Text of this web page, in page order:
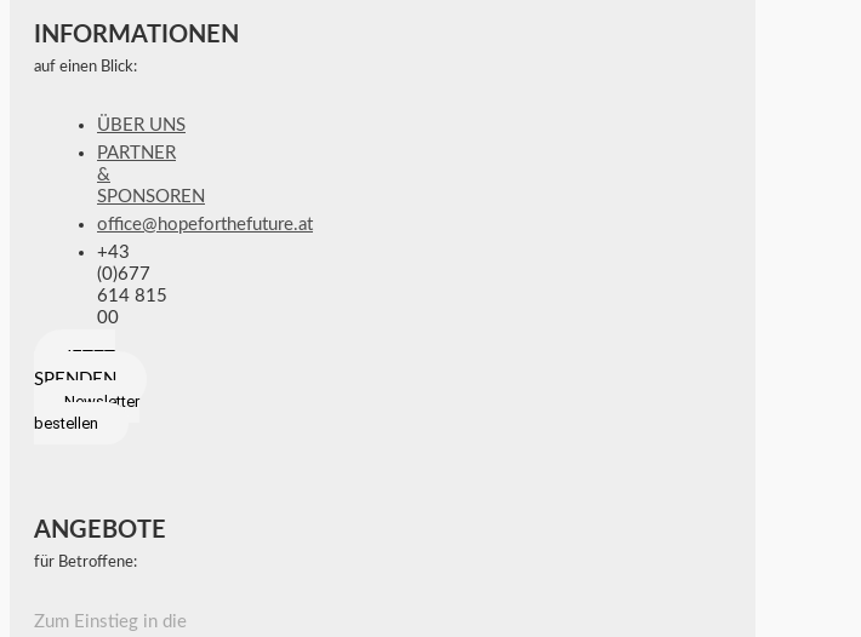
INFORMATIONEN
auf einen Blick:
ÜBER UNS
PARTNER
&
SPONSOREN
office@hopeforthefuture.at
+43
(0)677
614 815
00
SPENDEN
Newsletter
bestellen
ANGEBOTE
für Betroffene:
Zum Einstieg in die